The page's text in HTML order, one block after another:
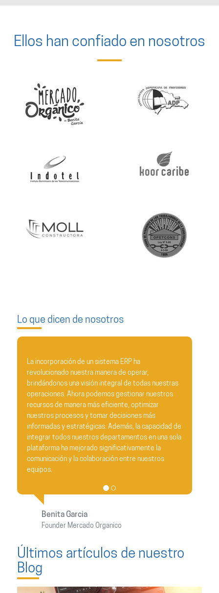
Ellos han confiado en nosotros
Lo que dicen de nosotros
nuestras
nuestros
capacidad de
en una sola
nuestros
Estimados equipo de Soldeva.com,
En nombre de todo el equipo de REDISA,
expresar nuestro más sincero agradecimiento
impecable implementación del ERP en nuestra
compañía. Vuestra dedicación y
sido evidentes desde el primer día, lo cual ha
resultado en una transición fluida y sin
contratiempos. La eficiencia y prontitud con la
han gestionado este proceso han superado
Adm. Redisa
Últimos artículos de nuestro
Blog